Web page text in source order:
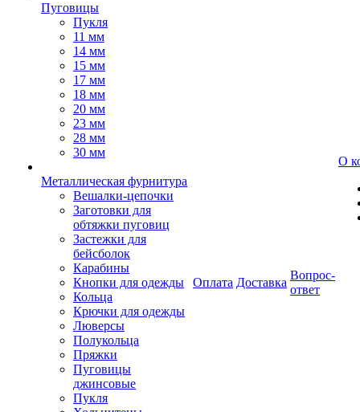
Пуговицы
Пукля
11 мм
14 мм
15 мм
17 мм
18 мм
20 мм
23 мм
28 мм
30 мм
Металлическая фурнитура
Вешалки-цепочки
Заготовки для
обтяжки пуговиц
Застежки для
бейсболок
Карабины
Кнопки для одежды
Кольца
Крючки для одежды
Люверсы
Полукольца
Пряжки
Пуговицы
джинсовые
Пукля
Оплата Доставка
Вопрос-
ответ
О